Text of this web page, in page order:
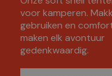
voor kamperen.
gebruiken en
maken elk avontuur
gedenkwaardig.